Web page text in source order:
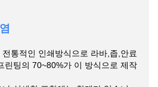
통적인 인쇄방식으로 라바,좁,안료
린팅의 70~80%가 이 방식으로 제작